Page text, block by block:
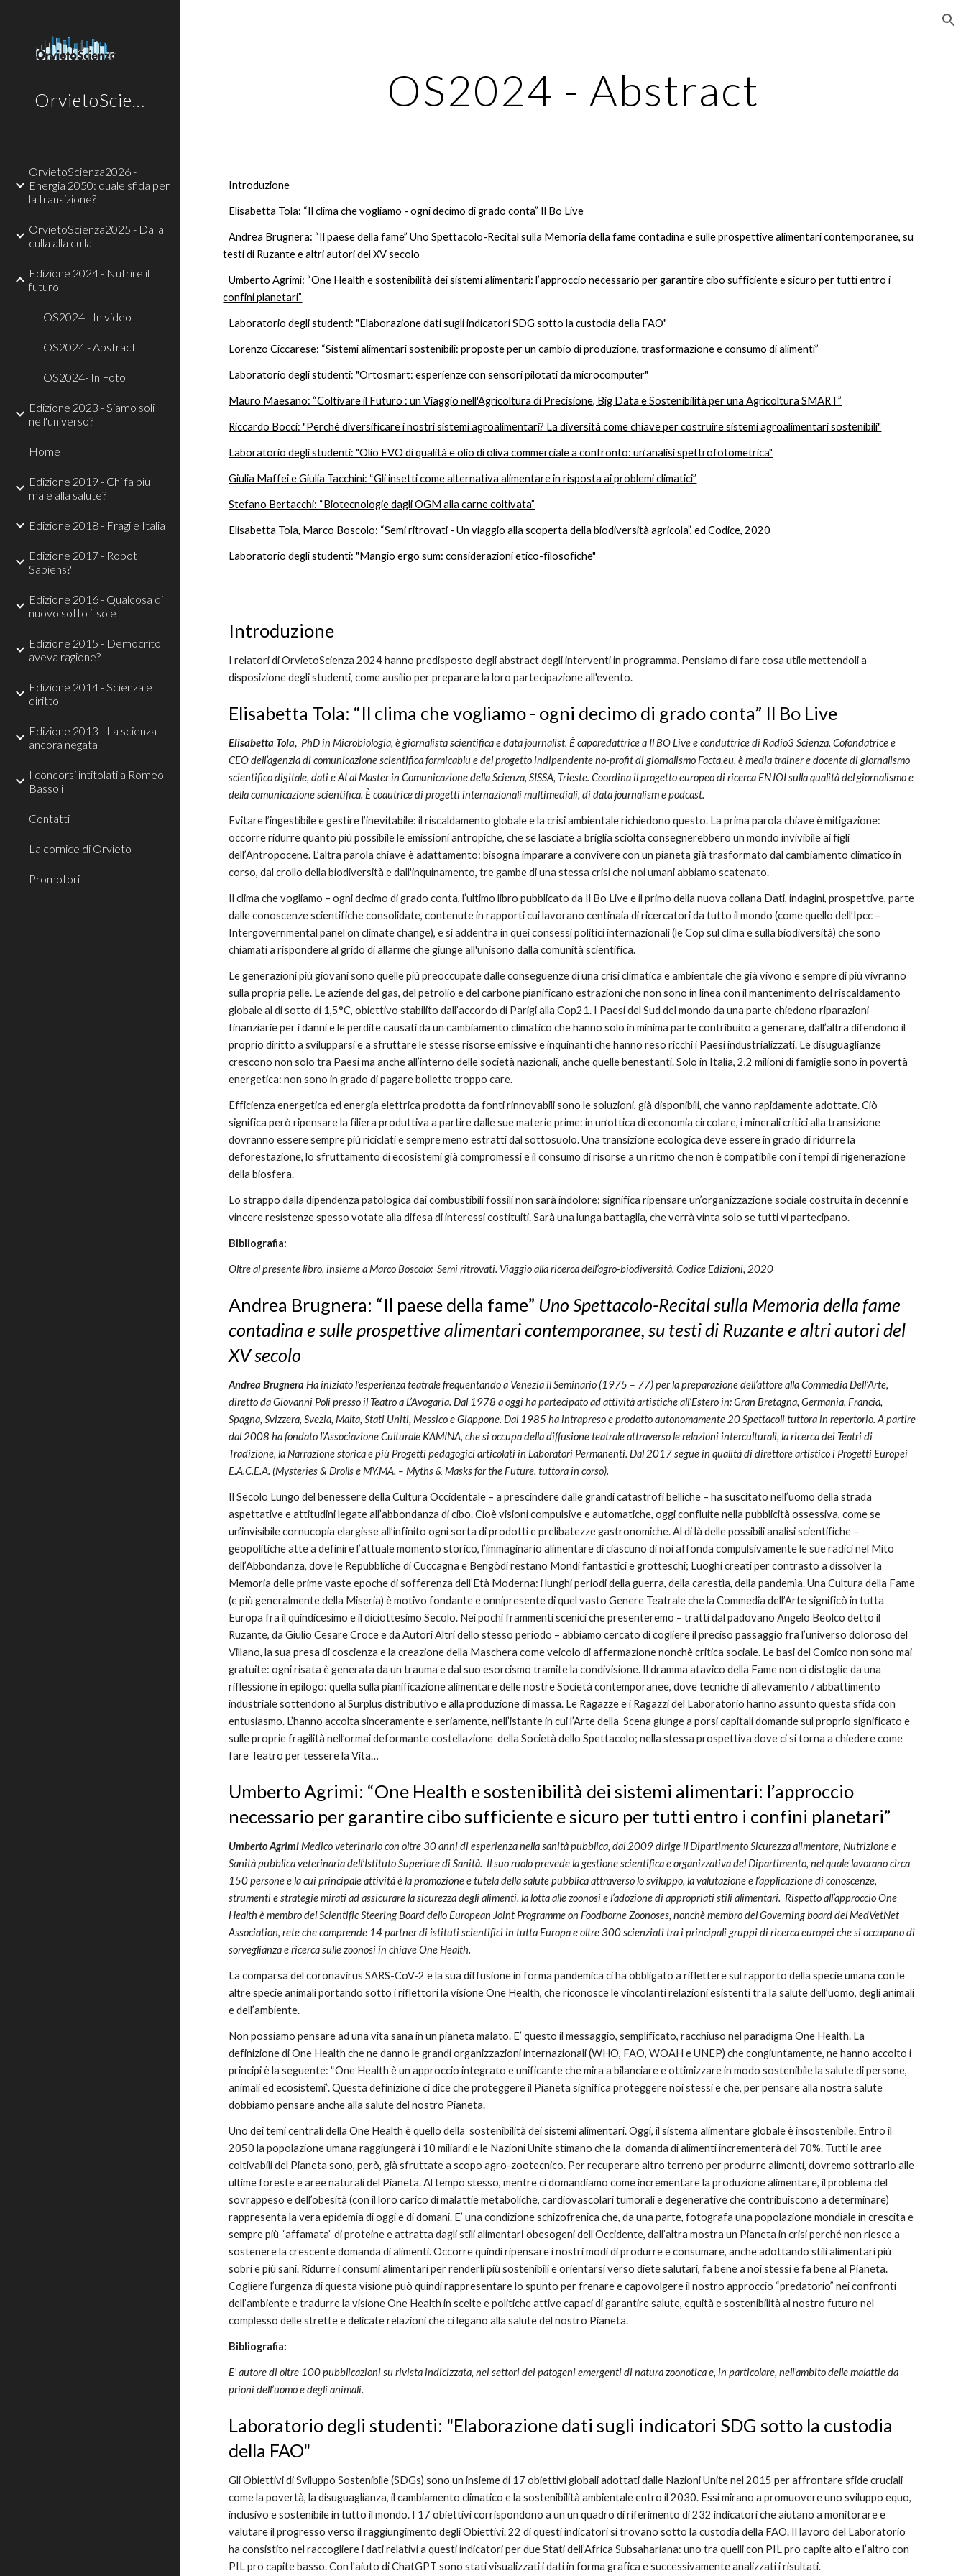
OrvietoScienza
OrvietoScienza2026 -
Energia 2050: quale sfida per
la transizione?
OrvietoScienza2025 - Dalla
culla alla culla
Edizione 2024 - Nutrire il
futuro
OS2024 - In video
OS2024 - Abstract
OS2024- In Foto
Edizione 2023 - Siamo soli
nell'universo?
Home
Edizione 2019 - Chi fa più
male alla salute?
Edizione 2018 - Fragile Italia
Edizione 2017 - Robot
Sapiens?
Edizione 2016 - Qualcosa di
nuovo sotto il sole
Edizione 2015 - Democrito
aveva ragione?
Edizione 2014 - Scienza e
diritto
Edizione 2013 - La scienza
ancora negata
I concorsi intitolati a Romeo
Bassoli
Contatti
La cornice di Orvieto
Promotori
OS2024 - Abstract
Introduzione
Elisabetta Tola: “Il clima che vogliamo - ogni decimo di grado conta” Il Bo Live
Andrea Brugnera: “Il paese della fame” Uno Spettacolo-Recital sulla Memoria della fame contadina e sulle prospettive alimentari contemporanee, su
testi di Ruzante e altri autori del XV secolo
Umberto Agrimi: “One Health e sostenibilità dei sistemi alimentari: l’approccio necessario per garantire cibo sufficiente e sicuro per tutti entro i
confini planetari”
Laboratorio degli studenti: "Elaborazione dati sugli indicatori SDG sotto la custodia della FAO"
Lorenzo Ciccarese: “Sistemi alimentari sostenibili: proposte per un cambio di produzione, trasformazione e consumo di alimenti”
Laboratorio degli studenti: "Ortosmart: esperienze con sensori pilotati da microcomputer"
Mauro Maesano: “Coltivare il Futuro : un Viaggio nell'Agricoltura di Precisione, Big Data e Sostenibilità per una Agricoltura SMART”
Riccardo Bocci: "Perchè diversificare i nostri sistemi agroalimentari? La diversità come chiave per costruire sistemi agroalimentari sostenibili"
Laboratorio degli studenti: "Olio EVO di qualità e olio di oliva commerciale a confronto: un’analisi spettrofotometrica"
Giulia Maffei e Giulia Tacchini: “Gli insetti come alternativa alimentare in risposta ai problemi climatici”
Stefano Bertacchi: “Biotecnologie dagli OGM alla carne coltivata”
Elisabetta Tola, Marco Boscolo: “Semi ritrovati - Un viaggio alla scoperta della biodiversità agricola”, ed Codice, 2020
Laboratorio degli studenti: "Mangio ergo sum: considerazioni etico-filosofiche"
Introduzione
I relatori di OrvietoScienza 2024hanno predisposto degli abstract degli interventi in programma. Pensiamo di fare cosa utile mettendoli a
disposizione degli studenti, come ausilio per preparare la loro partecipazione all'evento.
Elisabetta Tola: “Il clima che vogliamo - ogni decimo di grado conta” Il Bo Live
Elisabetta Tola, PhD in Microbiologia, è giornalista scientifica e data journalist. È caporedattrice a Il BO Live e conduttrice di Radio3 Scienza. Cofondatrice e
CEO dell’agenzia di comunicazione scientifica formicablu e del progetto indipendente no-profit di giornalismo Facta.eu, è media trainer e docente di giornalismo
scientifico digitale, dati e AI al Master in Comunicazione della Scienza, SISSA, Trieste. Coordina il progetto europeo di ricerca ENJOI sulla qualità del giornalismo e
della comunicazione scientifica. È coautrice di progetti internazionali multimediali, di data journalism e podcast.
Evitare l’ingestibile e gestire l’inevitabile: il riscaldamento globale e la crisi ambientale richiedono questo. La prima parola chiave è mitigazione:
occorre ridurre quanto più possibile le emissioni antropiche, che se lasciate a briglia sciolta consegnerebbero un mondo invivibile ai figli
dell’Antropocene. L’altra parola chiave è adattamento: bisogna imparare a convivere con un pianeta già trasformato dal cambiamento climatico in
corso, dal crollo della biodiversità e dall'inquinamento, tre gambe di una stessa crisi che noi umani abbiamo scatenato.
Il clima che vogliamo – ogni decimo di grado conta, l’ultimo libro pubblicato da Il Bo Live e il primo della nuova collana Dati, indagini, prospettive, parte
dalle conoscenze scientifiche consolidate, contenute in rapporti cui lavorano centinaia di ricercatori da tutto il mondo (come quello dell’Ipcc –
Intergovernmental panel on climate change), e si addentra in quei consessi politici internazionali (le Cop sul clima e sulla biodiversità) che sono
chiamati a rispondere al grido di allarme che giunge all'unisono dalla comunità scientifica.
Le generazioni più giovani sono quelle più preoccupate dalle conseguenze di una crisi climatica e ambientale che già vivono e sempre di più vivranno
sulla propria pelle. Le aziende del gas, del petrolio e del carbone pianificano estrazioni che non sono in linea con il mantenimento del riscaldamento
globale al di sotto di 1,5°C, obiettivo stabilito dall’accordo di Parigi alla Cop21. I Paesi del Sud del mondo da una parte chiedono riparazioni
finanziarie per i danni e le perdite causati da un cambiamento climatico che hanno solo in minima parte contribuito a generare, dall’altra difendono il
proprio diritto a svilupparsi e a sfruttare le stesse risorse emissive e inquinanti che hanno reso ricchi i Paesi industrializzati. Le disuguaglianze
crescono non solo tra Paesi ma anche all’interno delle società nazionali, anche quelle benestanti. Solo in Italia, 2,2 milioni di famiglie sono in povertà
energetica: non sono in grado di pagare bollette troppo care.
Efficienza energetica ed energia elettrica prodotta da fonti rinnovabili sono le soluzioni, già disponibili, che vanno rapidamente adottate. Ciò
significa però ripensare la filiera produttiva a partire dalle sue materie prime: in un’ottica di economia circolare, i minerali critici alla transizione
dovranno essere sempre più riciclati e sempre meno estratti dal sottosuolo. Una transizione ecologica deve essere in grado di ridurre la
deforestazione, lo sfruttamento di ecosistemi già compromessi e il consumo di risorse a un ritmo che non è compatibile con i tempi di rigenerazione
della biosfera.
Lo strappo dalla dipendenza patologica dai combustibili fossili non sarà indolore: significa ripensare un’organizzazione sociale costruita in decenni e
vincere resistenze spesso votate alla difesa di interessi costituiti. Sarà una lunga battaglia, che verrà vinta solo se tutti vi partecipano.
Bibliografia:
Oltre al presente libro, insieme a Marco Boscolo: Semi ritrovati. Viaggio alla ricerca dell’agro-biodiversità, Codice Edizioni, 2020
Andrea Brugnera: “Il paese della fame” Uno Spettacolo-Recital sulla Memoria della fame
contadina e sulle prospettive alimentari contemporanee, su testi di Ruzante e altri autori del
XV secolo
Andrea BrugneraHa iniziato l’esperienza teatrale frequentando a Venezia il Seminario (1975 – 77) per la preparazione dell’attore alla Commedia Dell’Arte,
diretto da Giovanni Poli presso il Teatro a L’Avogaria. Dal 1978 a oggi ha partecipato ad attività artistiche all’Estero in: Gran Bretagna, Germania, Francia,
Spagna, Svizzera, Svezia, Malta, Stati Uniti, Messico e Giappone. Dal 1985 ha intrapreso e prodotto autonomamente 20 Spettacoli tuttora in repertorio. A partire
dal 2008 ha fondato l’Associazione Culturale KAMINA, che si occupa della diffusione teatrale attraverso le relazioni interculturali, la ricerca dei Teatri di
Tradizione, la Narrazione storica e più Progetti pedagogici articolati in Laboratori Permanenti. Dal 2017 segue in qualità di direttore artistico i Progetti Europei
E.A.C.E.A. (Mysteries & Drolls e MY.MA. – Myths & Masks for the Future, tuttora in corso).
Il Secolo Lungo del benessere della Cultura Occidentale – a prescindere dalle grandi catastrofi belliche – ha suscitato nell’uomo della strada
aspettative e attitudini legate all’abbondanza di cibo. Cioè visioni compulsive e automatiche, oggi confluite nella pubblicità ossessiva, come se
un’invisibile cornucopia elargisse all’infinito ogni sorta di prodotti e prelibatezze gastronomiche. Al di là delle possibili analisi scientifiche –
geopolitiche atte a definire l’attuale momento storico, l’immaginario alimentare di ciascuno di noi affonda compulsivamente le sue radici nel Mito
dell’Abbondanza, dove le Repubbliche di Cuccagna e Bengòdi restano Mondi fantastici e grotteschi; Luoghi creati per contrasto a dissolver la
Memoria delle prime vaste epoche di sofferenza dell’Età Moderna: i lunghi periodi della guerra, della carestìa, della pandemìa. Una Cultura della Fame
(e più generalmente della Miseria) è motivo fondante e onnipresente di quel vasto Genere Teatrale che la Commedia dell’Arte significò in tutta
Europa fra il quindicesimo e il diciottesimo Secolo. Nei pochi frammenti scenici che presenteremo – tratti dal padovano Angelo Beolco detto il
Ruzante, da Giulio Cesare Croce e da Autori Altri dello stesso periodo – abbiamo cercato di cogliere il preciso passaggio fra l’universo doloroso del
Villano, la sua presa di coscienza e la creazione della Maschera come veicolo di affermazione nonchè critica sociale. Le basi del Comico non sono mai
gratuite: ogni risata è generata da un trauma e dal suo esorcismo tramite la condivisione. Il dramma atavico della Fame non ci distoglie da una
riflessione in epilogo: quella sulla pianificazione alimentare delle nostre Società contemporanee, dove tecniche di allevamento / abbattimento
industriale sottendono al Surplus distributivo e alla produzione di massa. Le Ragazze e i Ragazzi del Laboratorio hanno assunto questa sfida con
entusiasmo. L’hanno accolta sinceramente e seriamente, nell’istante in cui l’Arte della Scena giunge a porsi capitali domande sul proprio significato e
sulle proprie fragilità nell’ormai deformante costellazione della Società dello Spettacolo; nella stessa prospettiva dove ci si torna a chiedere come
fare Teatro per tessere la Vita…
Umberto Agrimi: “One Health e sostenibilità dei sistemi alimentari: l’approccio
necessario per garantire cibo sufficiente e sicuro per tutti entro i confini planetari”
Umberto Agrimi Medico veterinario con oltre 30 anni di esperienza nella sanità pubblica, dal 2009 dirige il Dipartimento Sicurezza alimentare, Nutrizione e
Sanità pubblica veterinaria dell’Istituto Superiore di Sanità. Il suo ruolo prevede la gestione scientifica e organizzativa del Dipartimento, nel quale lavorano circa
150 persone e la cui principale attività è la promozione e tutela della salute pubblica attraverso lo sviluppo, la valutazione e l’applicazione di conoscenze,
strumenti e strategie mirati ad assicurare la sicurezza degli alimenti, la lotta alle zoonosi e l’adozione di appropriati stili alimentari. Rispetto all’approccio One
Health è membro del Scientific Steering Board dello European Joint Programme on Foodborne Zoonoses, nonchè membro del Governing board del MedVetNet
Association, rete che comprende 14 partner di istituti scientifici in tutta Europa e oltre 300 scienziati tra i principali gruppi di ricerca europei che si occupano di
sorveglianza e ricerca sulle zoonosi in chiave One Health.
La comparsa del coronavirus SARS-CoV-2 e la sua diffusione in forma pandemica ci ha obbligato a riflettere sul rapporto della specie umana con le
altre specie animali portando sotto i riflettori la visione One Health, che riconosce le vincolanti relazioni esistenti tra la salute dell’uomo, degli animali
e dell’ambiente.
Non possiamo pensare ad una vita sana in un pianeta malato. E’ questo il messaggio, semplificato, racchiuso nel paradigma One Health. La
definizione di One Health che ne danno le grandi organizzazioni internazionali (WHO, FAO, WOAH e UNEP) che congiuntamente, ne hanno accolto i
principi è la seguente: “One Health è un approccio integrato e unificante che mira a bilanciare e ottimizzare in modo sostenibile la salute di persone,
animali ed ecosistemi”. Questa definizione ci dice che proteggere il Pianeta significa proteggere noi stessi e che, per pensare alla nostra salute
dobbiamo pensare anche alla salute del nostro Pianeta.
Uno dei temi centrali della One Health è quello della sostenibilità dei sistemi alimentari. Oggi, il sistema alimentare globale è insostenibile. Entro il
2050 la popolazione umana raggiungerà i 10 miliardi e le Nazioni Unite stimano che la domanda di alimenti incrementerà del 70%. Tutti le aree
coltivabili del Pianeta sono, però, già sfruttate a scopo agro-zootecnico. Per recuperare altro terreno per produrre alimenti, dovremo sottrarlo alle
ultime foreste e aree naturali del Pianeta. Al tempo stesso, mentre ci domandiamo come incrementare la produzione alimentare, il problema del
sovrappeso e dell’obesità (con il loro carico di malattie metaboliche, cardiovascolari tumorali e degenerative che contribuiscono a determinare)
rappresenta la vera epidemia di oggi e di domani. E’ una condizione schizofrenica che, da una parte, fotografa una popolazione mondiale in crescita e
sempre più “affamata” di proteine e attratta dagli stili alimentari obesogeni dell’Occidente, dall’altra mostra un Pianeta in crisi perché non riesce a
sostenere la crescente domanda di alimenti. Occorre quindi ripensare i nostri modi di produrre e consumare, anche adottando stili alimentari più
sobri e più sani. Ridurre i consumi alimentari per renderli più sostenibili e orientarsi verso diete salutari, fa bene a noi stessi e fa bene al Pianeta.
Cogliere l’urgenza di questa visione può quindi rappresentare lo spunto per frenare e capovolgere il nostro approccio “predatorio” nei confronti
dell’ambiente e tradurre la visione One Health in scelte e politiche attive capaci di garantire salute, equità e sostenibilità al nostro futuro nel
complesso delle strette e delicate relazioni che ci legano alla salute del nostro Pianeta.
Bibliografia:
E’ autore di oltre 100 pubblicazioni su rivista indicizzata, nei settori dei patogeni emergenti di natura zoonotica e, in particolare, nell’ambito delle malattie da
prioni dell’uomo e degli animali.
Laboratorio degli studenti: "Elaborazione dati sugli indicatori SDG sotto la custodia
della FAO"
Gli Obiettivi di Sviluppo Sostenibile (SDGs) sono un insieme di 17 obiettivi globali adottati dalle Nazioni Unite nel 2015 per affrontare sfide cruciali
come la povertà, la disuguaglianza, il cambiamento climatico e la sostenibilità ambientale entro il 2030. Essi mirano a promuovere uno sviluppo equo,
inclusivo e sostenibile in tutto il mondo. I 17 obiettivi corrispondono a un un quadro di riferimento di 232 indicatori che aiutano a monitorare e
valutare il progresso verso il raggiungimento degli Obiettivi. 22 di questi indicatori si trovano sotto la custodia della FAO. Il lavoro del Laboratorio
ha consistito nel raccogliere i dati relativi a questi indicatori per due Stati dell’Africa Subsahariana: uno tra quelli con PIL pro capite alto e l’altro con
PIL pro capite basso. Con l'aiuto di ChatGPT sono stati visualizzati i dati in forma grafica e successivamente analizzati i risultati.